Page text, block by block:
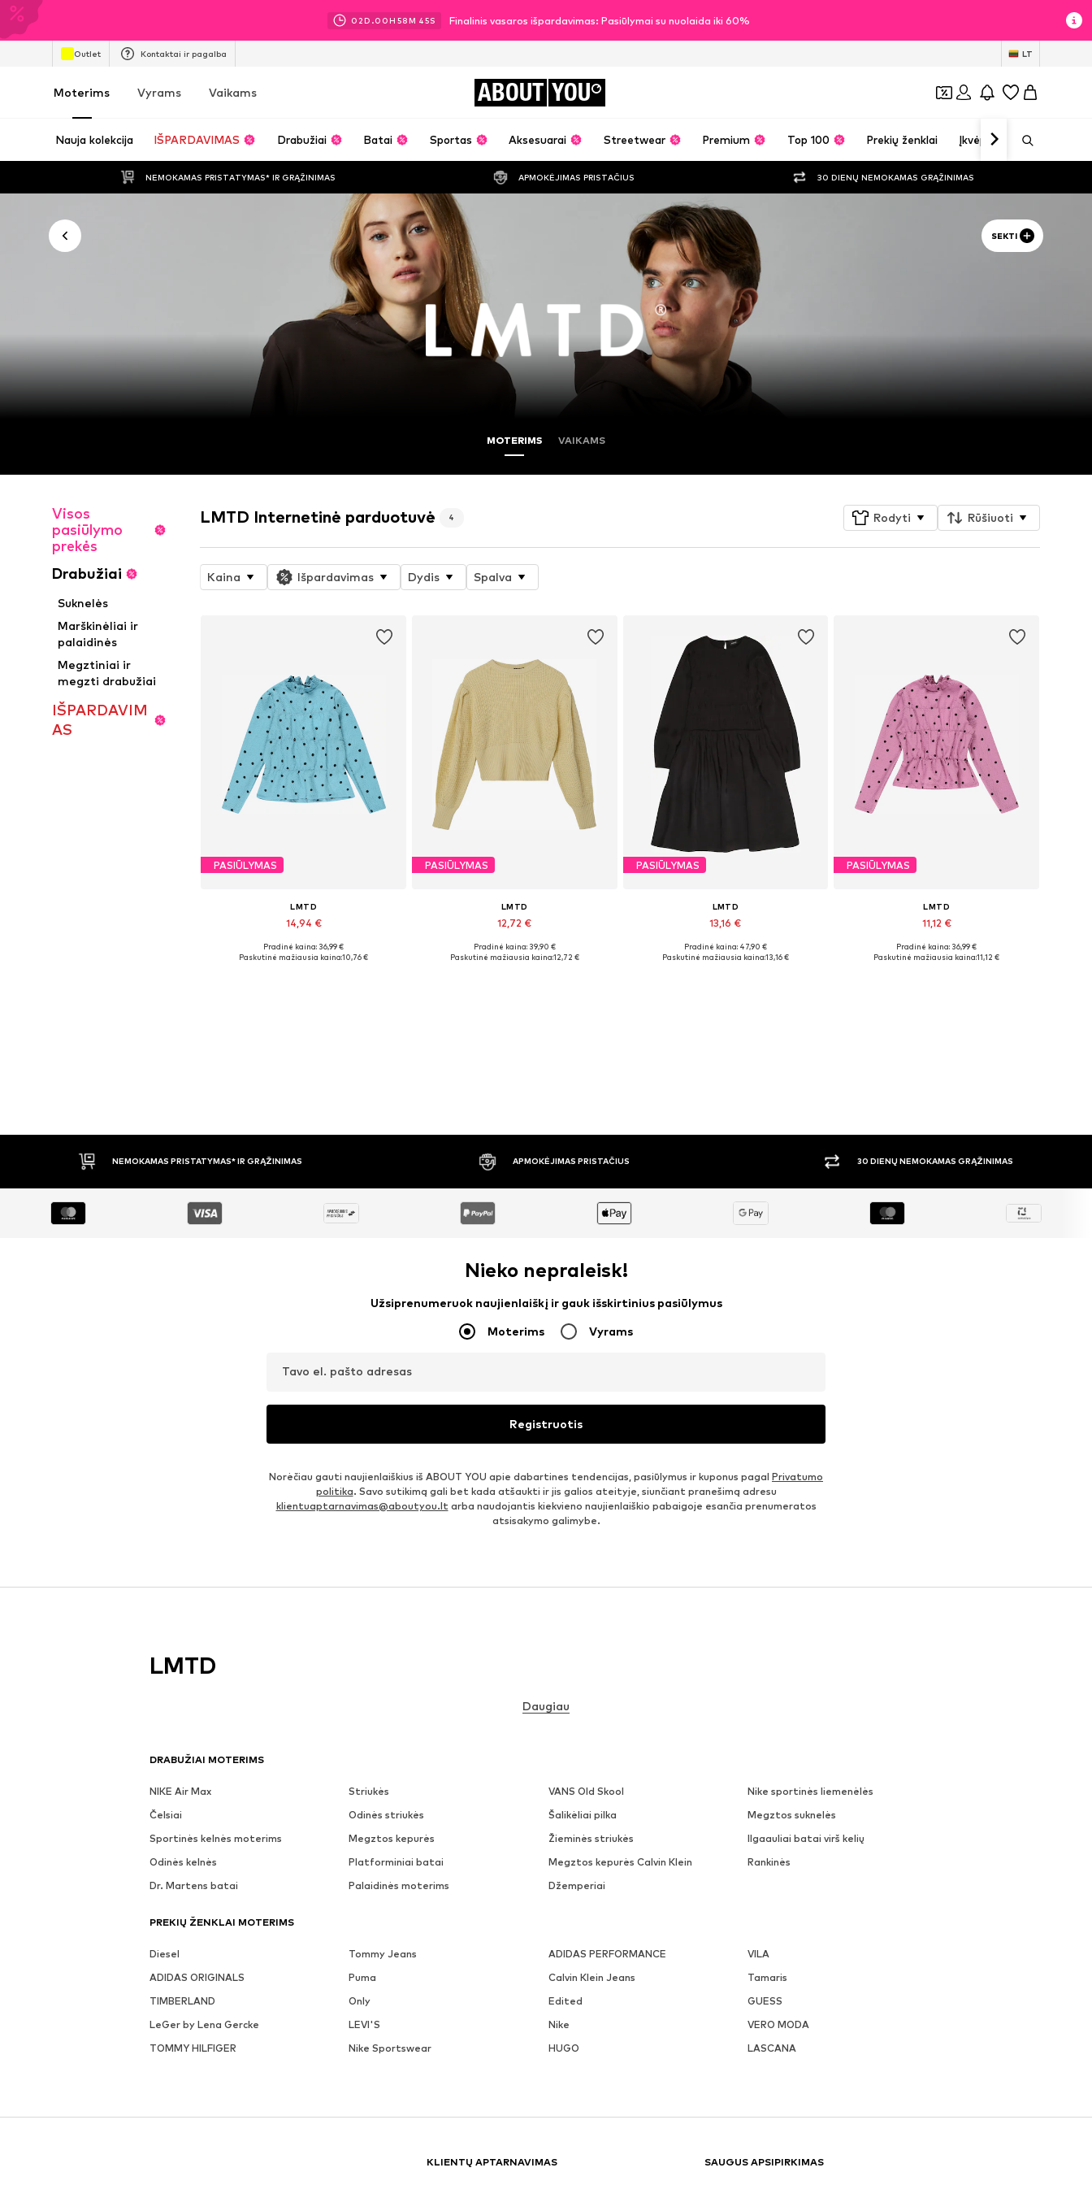
02D.00H 58M 44S Finalinis vasaros išpardavimas: Pasiūlymai su nuolaida iki 60%
Outlet Kontaktai ir pagalba LT
Moterims Vyrams Vaikams ABOUT YOU
Nauja kolekcija IŠPARDAVIMAS Drabužiai Batai Sportas Aksesuarai Streetwear Premium Top 100 Prekių ženklai Įkvėpimas
NEMOKAMAS PRISTATYMAS* IR GRĄŽINIMAS APMOKĖJIMAS PRISTAČIUS 30 DIENŲ NEMOKAMAS GRĄŽINIMAS
SEKTI
MOTERIMS VAIKAMS
Visos
pasiūlymo
prekės
Drabužiai
Suknelės
Marškinėliai ir
palaidinės
Megztiniai ir
megzti drabužiai
IŠPARDAVIM
AS
LMTD Internetinė parduotuvė 4 Rodyti Rūšiuoti
Kaina Išpardavimas Dydis Spalva
PASIŪLYMAS
LMTD
14,94 €
Galimi dydžiai: XS, M, L
Pradinė kaina: 36,99 €
Paskutinė mažiausia kaina:10,76 €
PASIŪLYMAS
LMTD
12,72 €
Galimi dydžiai: XS, L
Pradinė kaina: 39,90 €
Paskutinė mažiausia kaina:12,72 €
PASIŪLYMAS
LMTD
13,16 €
Galimi dydžiai: 34
Pradinė kaina: 47,90 €
Paskutinė mažiausia kaina:13,16 €
PASIŪLYMAS
LMTD
11,12 €
Galimi dydžiai: M, L
Pradinė kaina: 36,99 €
Paskutinė mažiausia kaina:11,12 €
APMOKĖJIMAS PRISTAČIUS 30 DIENŲ NEMOKAMAS GRĄŽINIMAS DIDELIS PASIRINKIMAS
Nieko nepraleisk!
Užsiprenumeruok naujienlaiškį ir gauk išskirtinius pasiūlymus
Moterims Vyrams
Tavo el. pašto adresas
Registruotis
Norėčiau gauti naujienlaiškius iš ABOUT YOU apie dabartines tendencijas, pasiūlymus ir kuponus pagal Privatumo
politika. Savo sutikimą gali bet kada atšaukti ir jis galios ateityje, siunčiant pranešimą adresu
klientuaptarnavimas@aboutyou.lt arba naudojantis kiekvieno naujienlaiškio pabaigoje esančia prenumeratos
atsisakymo galimybe.
DRABUŽIAI MOTERIMS
NIKE Air Max Striukės VANS Old Skool
Nike sportinės liemenėlės
Čelsiai
Odinės striukės Šalikėliai pilka
Megztos suknelės
Sportinės kelnės moterims
Megztos kepurės Žieminės striukės
Ilgaauliai batai virš kelių
Odinės kelnės
Platforminiai batai Megztos kepurės Calvin Klein
Rankinės
Dr. Martens batai
Palaidinės moterims Džemperiai
PREKIŲ ŽENKLAI MOTERIMS
Diesel Tommy Jeans ADIDAS PERFORMANCE
VILA
ADIDAS ORIGINALS
Puma Calvin Klein Jeans
Tamaris
TIMBERLAND
Only Edited
GUESS
LeGer by Lena Gercke
LEVI'S Nike
VERO MODA
TOMMY HILFIGER
Nike Sportswear HUGO LASCANA
KLIENTŲ APTARNAVIMAS SAUGUS APSIPIRKIMAS
LMTD
Daugiau